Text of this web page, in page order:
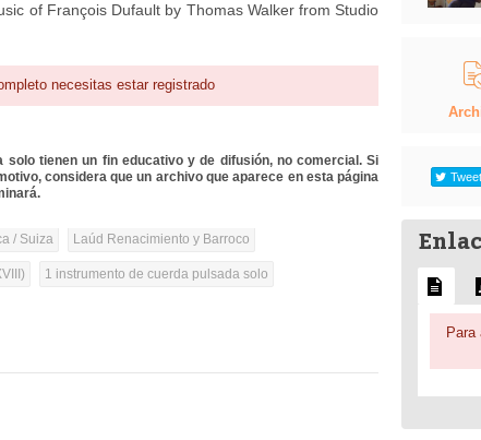
of François Dufault by Thomas Walker from Studio
necesitas estar registrado
tienen un fin educativo y de difusión, no comercial. Si
considera que un archivo que aparece en esta página
/ Suiza Laúd Renacimiento y Barroco
1 instrumento de cuerda pulsada solo
Tweet